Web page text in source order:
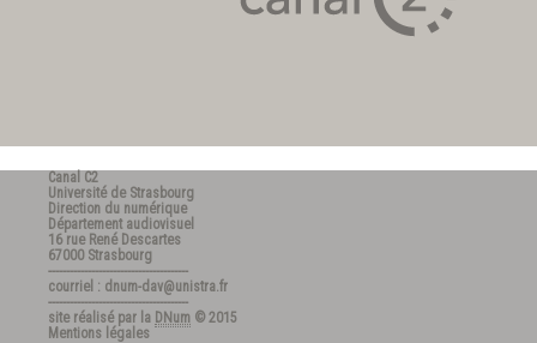
Canal C2
Université de Strasbourg
Direction du numérique
Département audiovisuel
16 rue René Descartes
67000 Strasbourg
---------------------------------------
courriel : dnum-dav@unistra.fr
---------------------------------------
site réalisé par la DNum © 2015
Mentions légales